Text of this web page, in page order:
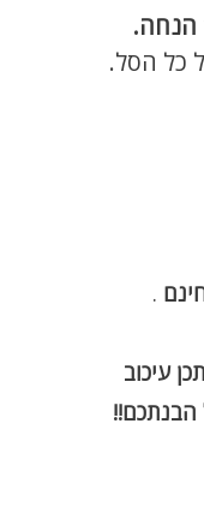
כל הסל.
.
עיכוב
הבנתכם!!